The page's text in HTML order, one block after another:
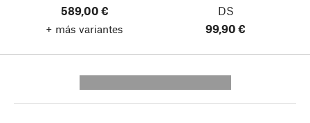
589,00 €
+ más variantes
DS
99,90 €